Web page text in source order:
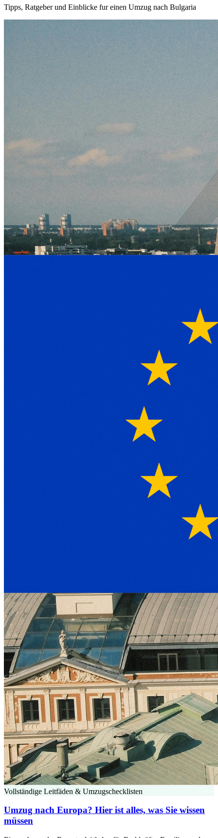
Tipps, Ratgeber und Einblicke fur einen Umzug nach Bulgaria
Vollständige Leitfäden & Umzugschecklisten
Umzug nach Europa? Hier ist alles, was Sie wissen
müssen